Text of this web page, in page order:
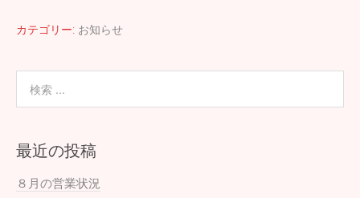
e
o
o
k
tt e
カテゴリー: お知らせ
最近の投稿
８月の営業状況